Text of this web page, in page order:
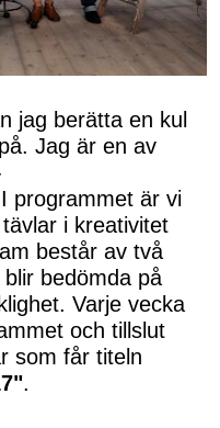
jag berätta en kul
Jag är en av
programmet är vi
i kreativitet
består av två
bedömda på
Varje vecka
och tillslut
som får titeln
.